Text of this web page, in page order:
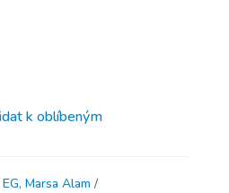
k oblíbeným
EG, Marsa Alam